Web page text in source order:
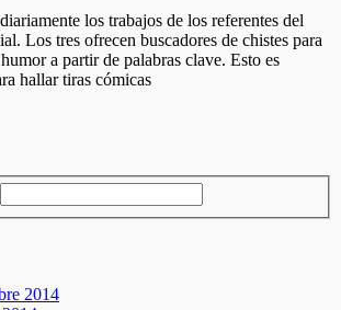
los trabajos de los referentes del
Los tres ofrecen buscadores de chistes para
a partir de palabras clave. Esto es
hallar tiras cómicas
2014